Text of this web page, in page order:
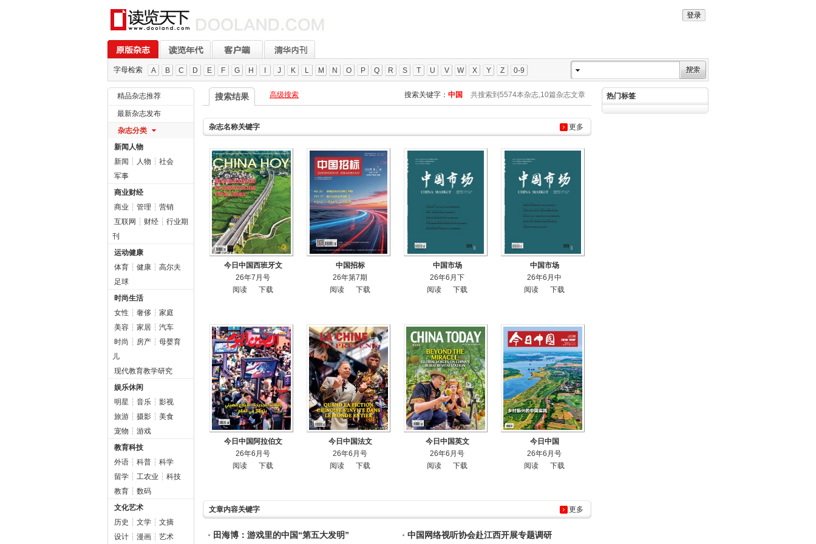
字母检索 A B C D E F G H J K L M N O P Q R S T U V W X Y Z 0-9
精品杂志推荐
最新杂志发布
杂志分类
新闻人物
新闻 ┆ 人物 ┆ 社会
军事
商业财经
商业 ┆ 管理 ┆ 营销
互联网 ┆ 财经 ┆ 行业期
刊
运动健康
体育 ┆ 健康 ┆ 高尔夫
足球
时尚生活
女性 ┆ 奢侈 ┆ 家庭
美容 ┆ 家居 ┆ 汽车
时尚 ┆ 房产 ┆ 母婴育
儿
现代教育教学研究
娱乐休闲
明星 ┆ 音乐 ┆ 影视
旅游 ┆ 摄影 ┆ 美食
宠物 ┆ 游戏
教育科技
外语 ┆ 科普 ┆ 科学
留学 ┆ 工农业 ┆ 科技
教育 ┆ 数码
文化艺术
历史 ┆ 文学 ┆ 文摘
设计 ┆ 漫画 ┆ 艺术
搜索结果 高级搜索 搜索关键字： 中国 共搜索到5574本杂志,10篇杂志文章
杂志名称关键字 更多
今日中国西班牙文
26年7月号
阅读
下载
中国招标
26年第7期
阅读
下载
中国市场
26年6月下
阅读
下载
中国市场
26年6月中
阅读
下载
今日中国阿拉伯文
26年6月号
阅读
下载
今日中国法文
26年6月号
阅读
下载
今日中国英文
26年6月号
阅读
下载
今日中国
26年6月号
阅读
下载
文章内容关键字 更多
田海博：游戏里的中国“第五大发明” 中国网络视听协会赴江西开展专题调研
热门标签